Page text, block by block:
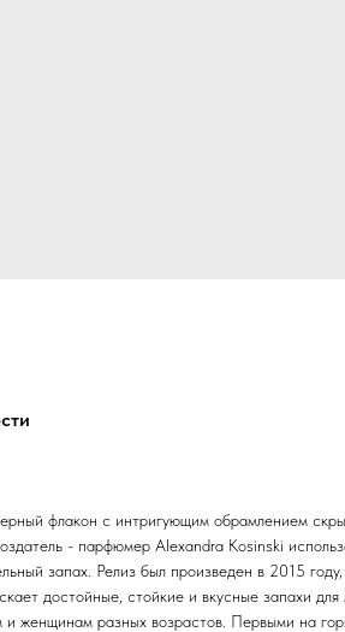
флакон с интригующим обрамлением
- парфюмер Alexandra Kosinski
запах. Релиз был произведен в 2015
достойные, стойкие и вкусные запахи
и женщинам разных возрастов. Первыми на